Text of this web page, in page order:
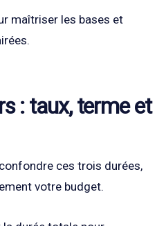
maîtriser les bases et
: taux, terme et
ces trois durées,
votre budget.